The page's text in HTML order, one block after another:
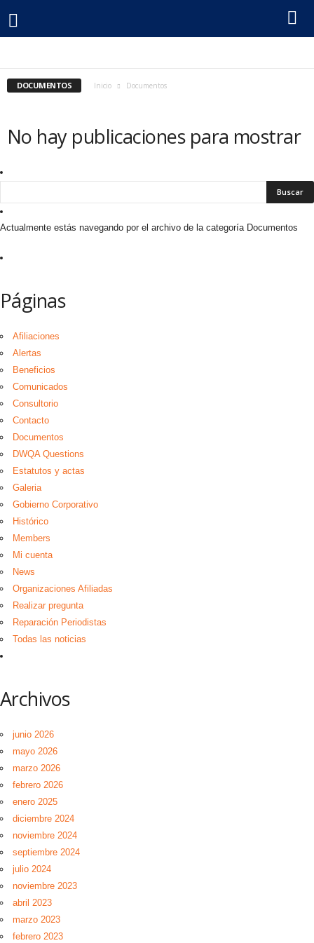
l
p
PUBLICACIONES FECOLPER
SERVICIOS
DOCUMENTOS Inicio Documentos
No hay publicaciones para mostrar
Actualmente estás navegando por el archivo de la categoría Documentos
Páginas
Afiliaciones
Alertas
Beneficios
Comunicados
Consultorio
Contacto
Documentos
DWQA Questions
Estatutos y actas
Galeria
Gobierno Corporativo
Histórico
Members
Mi cuenta
News
Organizaciones Afiliadas
Realizar pregunta
Reparación Periodistas
Todas las noticias
Archivos
junio 2026
mayo 2026
marzo 2026
febrero 2026
enero 2025
diciembre 2024
noviembre 2024
septiembre 2024
julio 2024
noviembre 2023
abril 2023
marzo 2023
febrero 2023